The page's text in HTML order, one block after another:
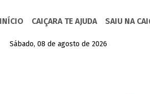
INÍCIO CAIÇARA TE AJUDA SAIU NA
Sábado, 08 de agosto de 2026